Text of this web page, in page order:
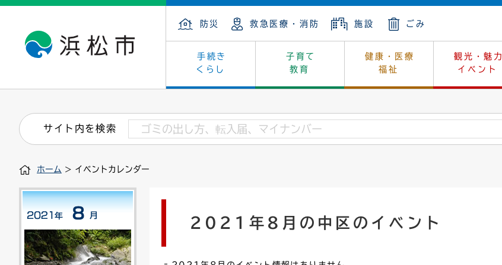
防災 救急医療・消防 施設 ごみ
手続き
くらし
子育て
教育
健康・医療
福祉
観光・魅力
イベント
戸籍・住民の手続き 保険・年金 上下水道
住まい・建築 墓地・斎場 消費生活
税金
道路・交通・河川
印鑑登録証明書 戸籍謄本・抄本 住所変更
道路台帳
子育て・青少年・若者 教育 生涯学習
看護専門学校 学級閉鎖 幼稚園一覧
小学校一覧
健康・医療 福祉 休日当番医
介護保険 保健所
文化・芸術 文化財 レジャー・スポーツ
浜松・浜名湖だいすきネット はじめよう、ハマライフ
産業振興 カーボンニュートラル 土地
発注情報(入札・契約) 福祉・介護 環境対策
募集
市の概要 庁舎案内 市長の部屋
外郭団体 統計 選挙
職員採用
行政区
会議 情報公開・個人情報 監査
附属機関
サイト内を検索
ホーム > イベントカレンダー
2021年8月の中区のイベント